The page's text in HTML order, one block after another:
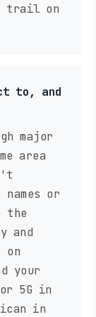
trail on
to, and
major
area
or
the
and
on
your
5G in
in